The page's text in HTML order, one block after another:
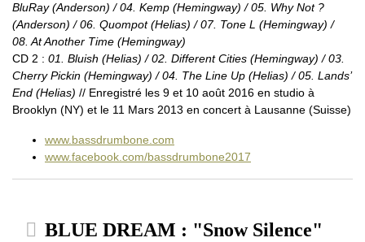
BluRay (Anderson) / 04. Kemp (Hemingway) / 05. Why Not ?
(Anderson) / 06. Quompot (Helias) / 07. Tone L (Hemingway) /
08. At Another Time (Hemingway)
CD 2 : 01. Bluish (Helias) / 02. Different Cities (Hemingway) / 03.
Cherry Pickin (Hemingway) / 04. The Line Up (Helias) / 05. Lands’
End (Helias) // Enregistré les 9 et 10 août 2016 en studio à
Brooklyn (NY) et le 11 Mars 2013 en concert à Lausanne (Suisse)
www.bassdrumbone.com
www.facebook.com/bassdrumbone2017
BLUE DREAM : "Snow Silence"